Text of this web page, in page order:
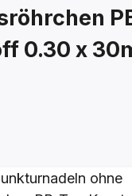
0.30 x